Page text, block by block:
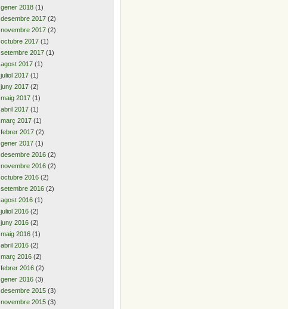
gener 2018 (1)
desembre 2017 (2)
novembre 2017 (2)
octubre 2017 (1)
setembre 2017 (1)
agost 2017 (1)
juliol 2017 (1)
juny 2017 (2)
maig 2017 (1)
abril 2017 (1)
març 2017 (1)
febrer 2017 (2)
gener 2017 (1)
desembre 2016 (2)
novembre 2016 (2)
octubre 2016 (2)
setembre 2016 (2)
agost 2016 (1)
juliol 2016 (2)
juny 2016 (2)
maig 2016 (1)
abril 2016 (2)
març 2016 (2)
febrer 2016 (2)
gener 2016 (3)
desembre 2015 (3)
novembre 2015 (3)